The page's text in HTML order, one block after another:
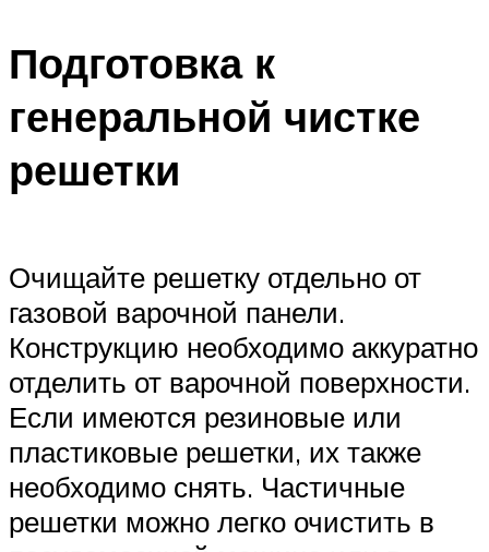
Подготовка к
генеральной чистке
решетки
Очищайте решетку отдельно от
газовой варочной панели.
Конструкцию необходимо аккуратно
отделить от варочной поверхности.
Если имеются резиновые или
пластиковые решетки, их также
необходимо снять. Частичные
решетки можно легко очистить в